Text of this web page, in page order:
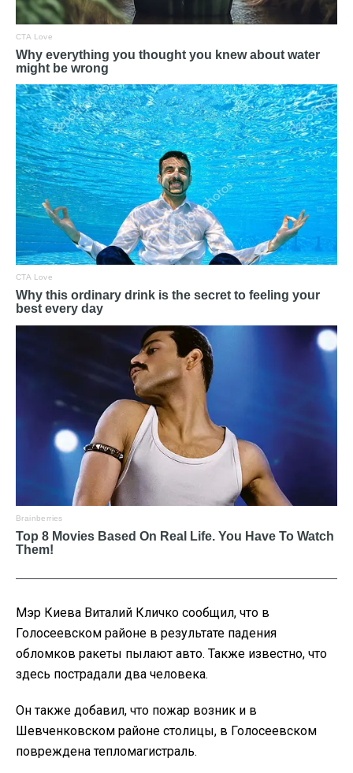
Мэр Киева Виталий Кличко сообщил, что в
Голосеевском районе в результате падения
обломков ракеты пылают авто. Также известно, что
здесь пострадали два человека.
Он также добавил, что пожар возник и в
Шевченковском районе столицы, в Голосеевском
повреждена тепломагистраль.